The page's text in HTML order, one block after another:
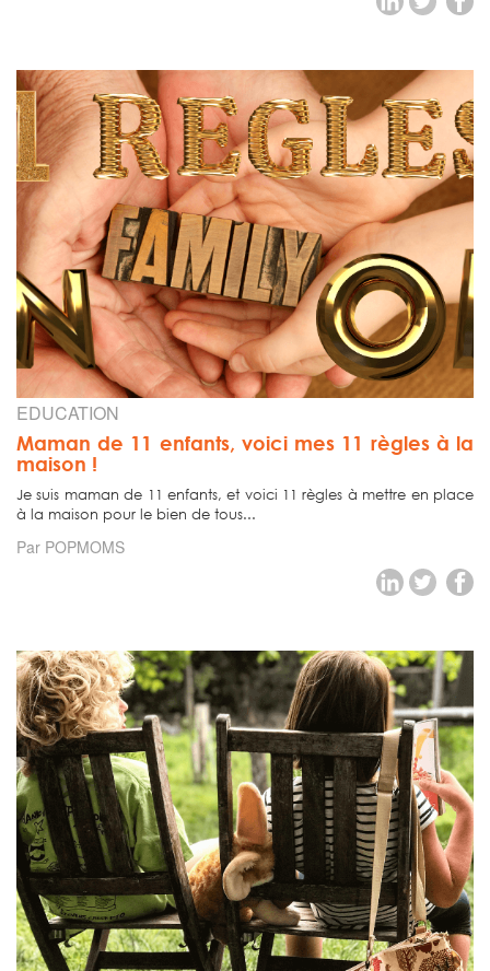
EDUCATION
Maman de 11 enfants, voici mes 11 règles à la
maison !
Je suis maman de 11 enfants, et voici 11 règles à mettre en place
à la maison pour le bien de tous...
Par POPMOMS